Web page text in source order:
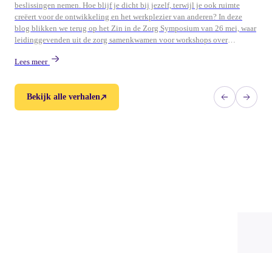
beslissingen nemen. Hoe blijf je dicht bij jezelf, terwijl je ook ruimte
creëert voor de ontwikkeling en het werkplezier van anderen? In deze
blog blikken we terug op het Zin in de Zorg Symposium van 26 mei, waar
leidinggevenden uit de zorg samenkwamen voor workshops over
Lees meer
Bekijk alle verhalen